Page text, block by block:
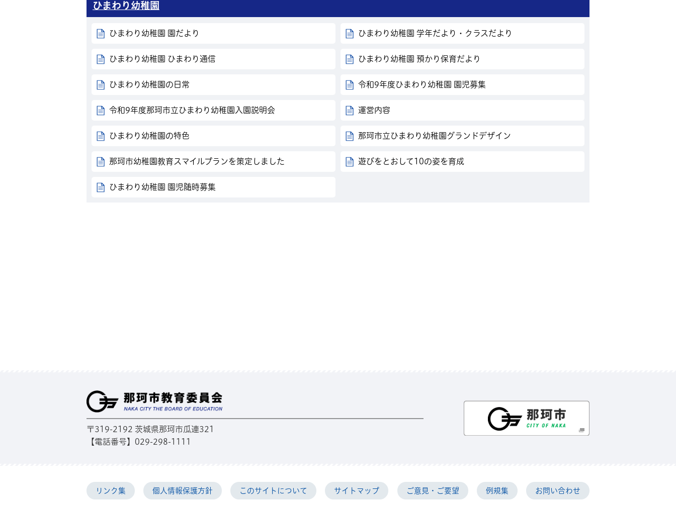
ひまわり幼稚園
ひまわり幼稚園 園だより ひまわり幼稚園 学年だより・クラスだより
ひまわり幼稚園 ひまわり通信 ひまわり幼稚園 預かり保育だより
ひまわり幼稚園の日常 令和9年度ひまわり幼稚園 園児募集
令和9年度那珂市立ひまわり幼稚園入園説明会 運営内容
ひまわり幼稚園の特色 那珂市立ひまわり幼稚園グランドデザイン
那珂市幼稚園教育スマイルプランを策定しました 遊びをとおして10の姿を育成
ひまわり幼稚園 園児随時募集
〒319-2192 茨城県那珂市瓜連321
【電話番号】029-298-1111
リンク集 個人情報保護方針 このサイトについて サイトマップ ご意見・ご要望 例規集 お問い合わせ